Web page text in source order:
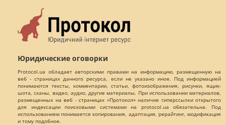
Юридические оговорки
Protocol.ua обладает авторскими правами на информацию, размещенную на
веб - страницах данного ресурса, если не указано иное. Под информацией
понимаются тексты, комментарии, статьи, фотоизображения, рисунки, ящик-
шота, сканы, видео, аудио, другие материалы. При использовании материалов,
размещенных на веб - страницах «Протокол» наличие гиперссылки открытого
для индексации поисковыми системами на protocol.ua обязательна. Под
использованием понимается копирования, адаптация, рерайтинг, модификация
и тому подобное.